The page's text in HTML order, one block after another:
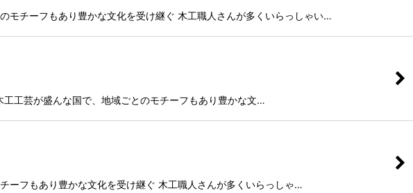
チーフもあり豊かな文化を受け継ぐ 木工職人さんが多くいらっしゃい…
工芸が盛んな国で、地域ごとのモチーフもあり豊かな文…
フもあり豊かな文化を受け継ぐ 木工職人さんが多くいらっしゃ…